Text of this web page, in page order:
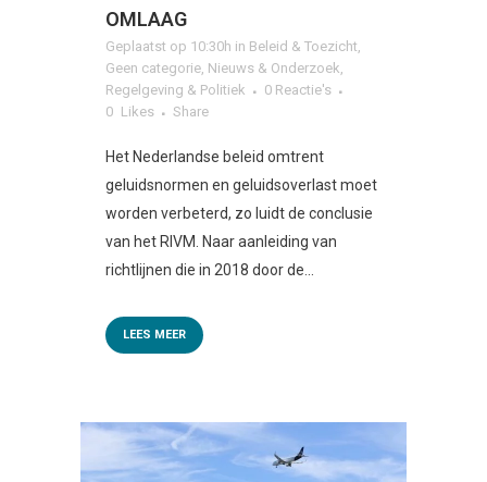
OMLAAG
Geplaatst op 10:30h in Beleid & Toezicht,
Geen categorie, Nieuws & Onderzoek,
Regelgeving & Politiek
0 Reactie's
0 Likes Share
Het Nederlandse beleid omtrent
geluidsnormen en geluidsoverlast moet
worden verbeterd, zo luidt de conclusie
van het RIVM. Naar aanleiding van
richtlijnen die in 2018 door de...
LEES MEER